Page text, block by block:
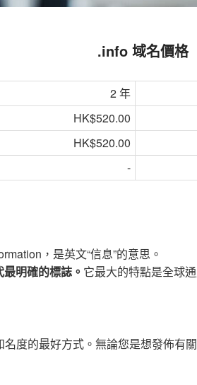
.info 域名價格
2 年
HK$520.00
HK$520.00
-
，是英文“信息”的意思。
明確的標誌。 它最大的特點是全球
度的最好方式。無論您是想發佈有